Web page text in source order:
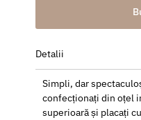
Detalii
Simpli, dar
confecționați din oțel
superioară și placați